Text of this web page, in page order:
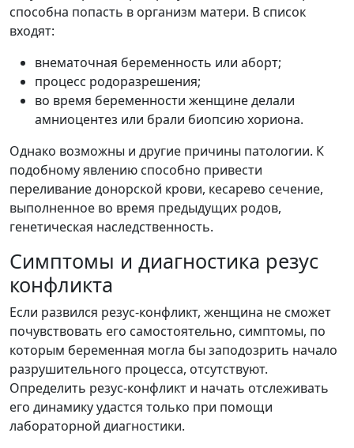
способна попасть в организм матери. В список
входят:
внематочная беременность или аборт;
процесс родоразрешения;
во время беременности женщине делали
амниоцентез или брали биопсию хориона.
Однако возможны и другие причины патологии. К
подобному явлению способно привести
переливание донорской крови, кесарево сечение,
выполненное во время предыдущих родов,
генетическая наследственность.
Симптомы и диагностика резус
конфликта
Если развился резус-конфликт, женщина не сможет
почувствовать его самостоятельно, симптомы, по
которым беременная могла бы заподозрить начало
разрушительного процесса, отсутствуют.
Определить резус-конфликт и начать отслеживать
его динамику удастся только при помощи
лабораторной диагностики.